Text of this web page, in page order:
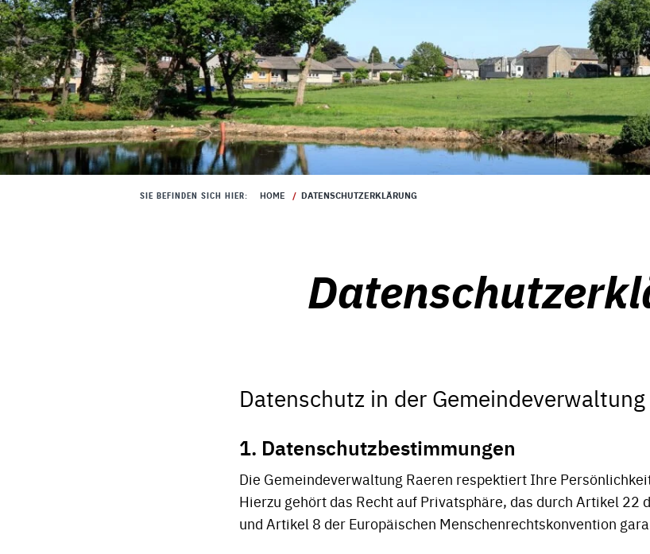
SIE BEFINDEN SICH HIER: HOME / DATENSCHUTZERKLÄRUNG
Datenschutz in der Gemeindeverwaltung
1. Datenschutzbestimmungen
Die Gemeindeverwaltung Raeren respektiert Ihre
Hierzu gehört das Recht auf Privatsphäre, das durch Artikel 22
und Artikel 8 der Europäischen Menschenrechtskonvention